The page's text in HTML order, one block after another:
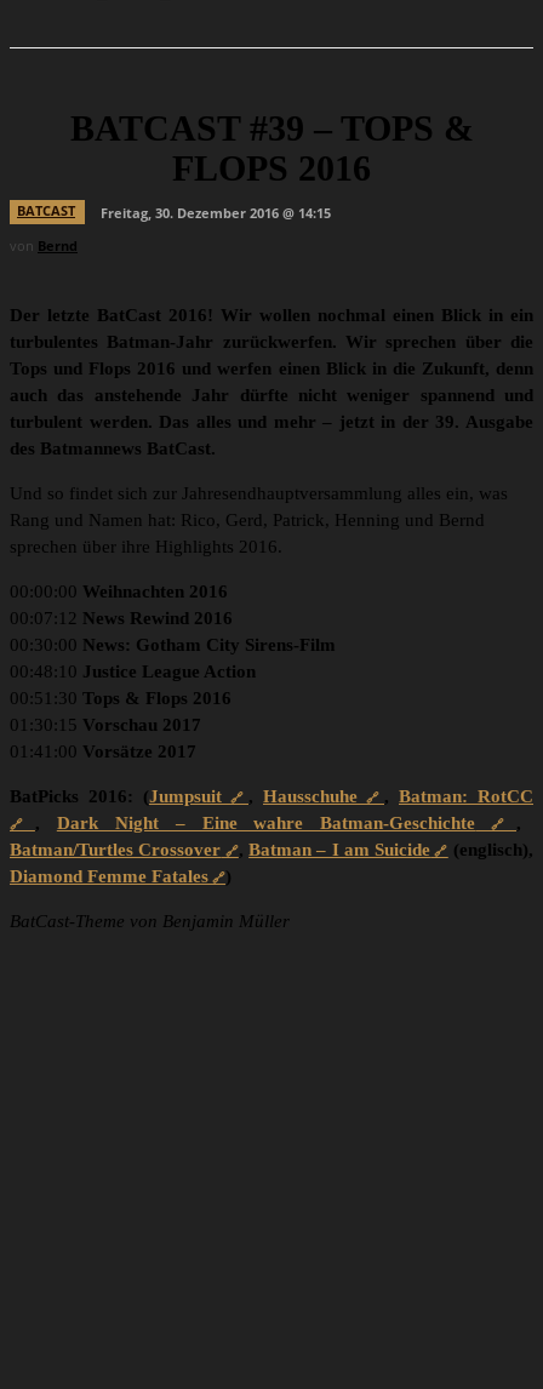
BATCAST #39 – TOPS &
FLOPS 2016
BATCAST
Freitag, 30. Dezember 2016 @ 14:15
von Bernd
Der letzte BatCast 2016! Wir wollen nochmal einen Blick in ein
turbulentes Batman-Jahr zurückwerfen. Wir sprechen über die
Tops und Flops 2016 und werfen einen Blick in die Zukunft, denn
auch das anstehende Jahr dürfte nicht weniger spannend und
turbulent werden. Das alles und mehr – jetzt in der 39. Ausgabe
des Batmannews BatCast.
Und so findet sich zur Jahresendhauptversammlung alles ein, was
Rang und Namen hat: Rico, Gerd, Patrick, Henning und Bernd
sprechen über ihre Highlights 2016.
00:00:00 Weihnachten 2016
00:07:12 News Rewind 2016
00:30:00 News: Gotham City Sirens-Film
00:48:10 Justice League Action
00:51:30 Tops & Flops 2016
01:30:15 Vorschau 2017
01:41:00 Vorsätze 2017
BatPicks 2016: (Jumpsuit , Hausschuhe , Batman: RotCC
, Dark Night – Eine wahre Batman-Geschichte
,
Batman/Turtles Crossover
,Batman – I am Suicide
(englisch),
Diamond Femme Fatales
)
BatCast-Theme von Benjamin Müller